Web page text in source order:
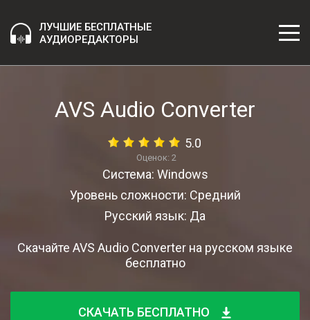
ЛУЧШИЕ БЕСПЛАТНЫЕ
АУДИОРЕДАКТОРЫ
AVS Audio Converter
5.0
Оценок: 2
Система: Windows
Уровень сложности: Средний
Русский язык: Да
Скачайте AVS Audio Converter на русском языке
бесплатно
СКАЧАТЬ БЕСПЛАТНО